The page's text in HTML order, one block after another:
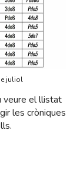
juliol
veure el llistat
les cròniques